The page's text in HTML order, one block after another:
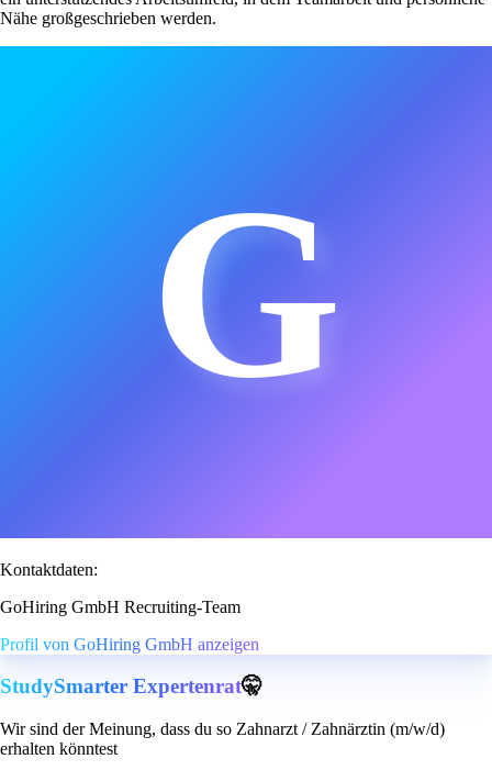
Nähe großgeschrieben werden.
G
Kontaktdaten:
GoHiring GmbH Recruiting-Team
Profil von GoHiring GmbH anzeigen
StudySmarter Expertenrat🤫
Wir sind der Meinung, dass du so Zahnarzt / Zahnärztin (m/w/d)
erhalten könntest